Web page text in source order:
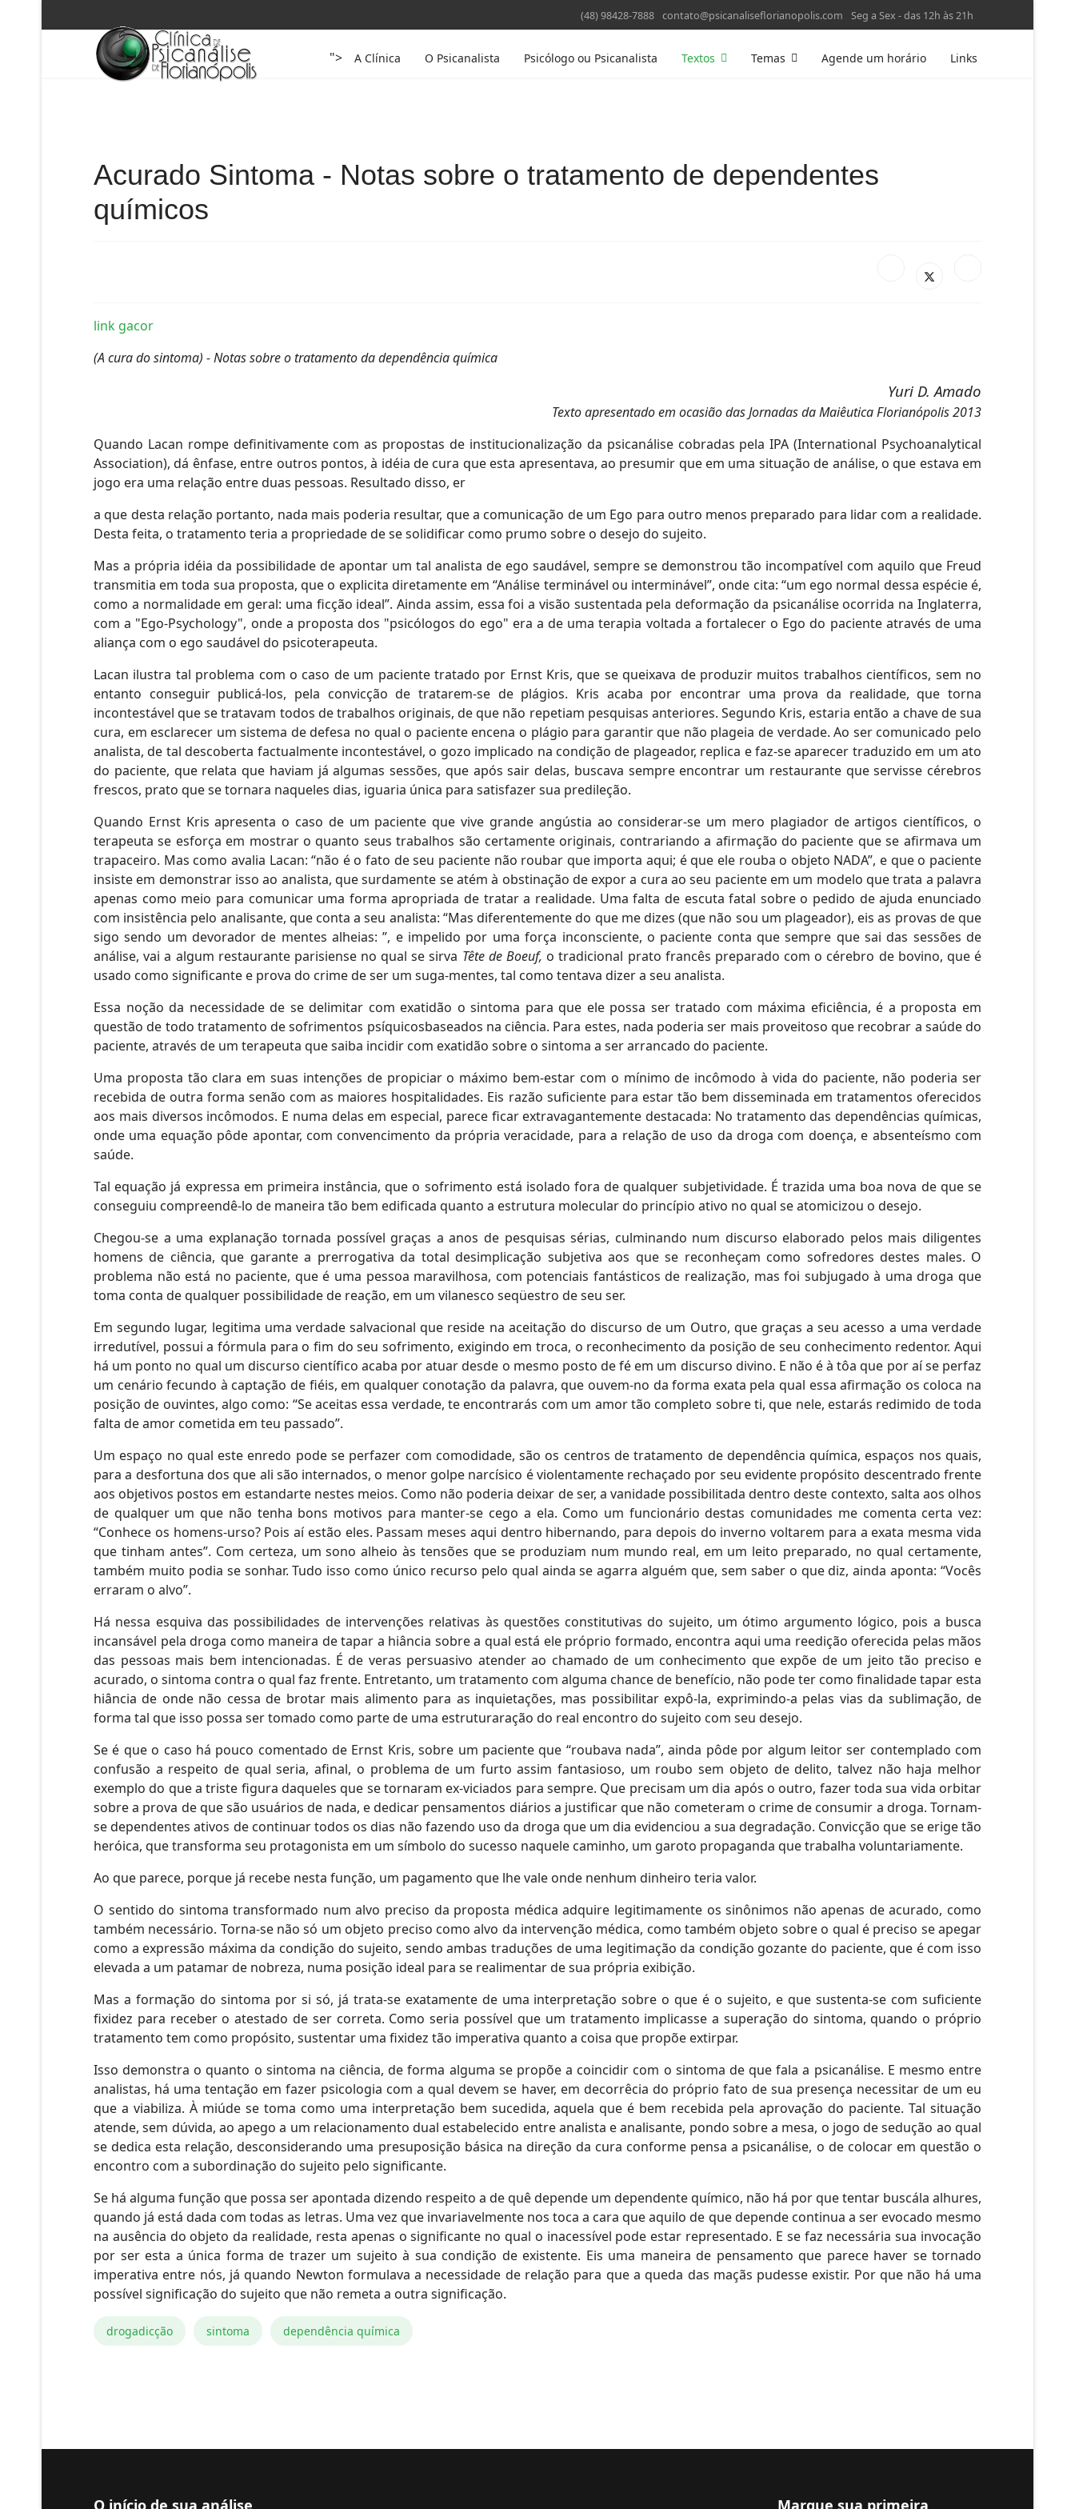
(48) 98428-7888 contato@psicanaliseflorianopolis.com Seg a Sex - das 12h às 21h
"> A Clínica O Psicanalista Psicólogo ou Psicanalista Textos Temas Agende um horário Links
Acurado Sintoma - Notas sobre o tratamento de dependentes
químicos
link gacor
(A cura do sintoma) - Notas sobre o tratamento da dependência química
Yuri D. Amado
Texto apresentado em ocasião das Jornadas da Maiêutica Florianópolis 2013
Quando Lacan rompe definitivamente com as propostas de institucionalização da psicanálise cobradas pela IPA (International Psychoanalytical
Association), dá ênfase, entre outros pontos, à idéia de cura que esta apresentava, ao presumir que em uma situação de análise, o que estava em
jogo era uma relação entre duas pessoas. Resultado disso, er
a que desta relação portanto, nada mais poderia resultar, que a comunicação de um Ego para outro menos preparado para lidar com a realidade.
Desta feita, o tratamento teria a propriedade de se solidificar como prumo sobre o desejo do sujeito.
Mas a própria idéia da possibilidade de apontar um tal analista de ego saudável, sempre se demonstrou tão incompatível com aquilo que Freud
transmitia em toda sua proposta, que o explicita diretamente em “Análise terminável ou interminável”, onde cita: “um ego normal dessa espécie é,
como a normalidade em geral: uma ficção ideal”. Ainda assim, essa foi a visão sustentada pela deformação da psicanálise ocorrida na Inglaterra,
com a "Ego-Psychology", onde a proposta dos "psicólogos do ego" era a de uma terapia voltada a fortalecer o Ego do paciente através de uma
aliança com o ego saudável do psicoterapeuta.
Lacan ilustra tal problema com o caso de um paciente tratado por Ernst Kris, que se queixava de produzir muitos trabalhos científicos, sem no
entanto conseguir publicá-los, pela convicção de tratarem-se de plágios. Kris acaba por encontrar uma prova da realidade, que torna
incontestável que se tratavam todos de trabalhos originais, de que não repetiam pesquisas anteriores. Segundo Kris, estaria então a chave de sua
cura, em esclarecer um sistema de defesa no qual o paciente encena o plágio para garantir que não plageia de verdade. Ao ser comunicado pelo
analista, de tal descoberta factualmente incontestável, o gozo implicado na condição de plageador, replica e faz-se aparecer traduzido em um ato
do paciente, que relata que haviam já algumas sessões, que após sair delas, buscava sempre encontrar um restaurante que servisse cérebros
frescos, prato que se tornara naqueles dias, iguaria única para satisfazer sua predileção.
Quando Ernst Kris apresenta o caso de um paciente que vive grande angústia ao considerar-se um mero plagiador de artigos científicos, o
terapeuta se esforça em mostrar o quanto seus trabalhos são certamente originais, contrariando a afirmação do paciente que se afirmava um
trapaceiro. Mas como avalia Lacan: “não é o fato de seu paciente não roubar que importa aqui; é que ele rouba o objeto NADA”, e que o paciente
insiste em demonstrar isso ao analista, que surdamente se atém à obstinação de expor a cura ao seu paciente em um modelo que trata a palavra
apenas como meio para comunicar uma forma apropriada de tratar a realidade. Uma falta de escuta fatal sobre o pedido de ajuda enunciado
com insistência pelo analisante, que conta a seu analista: “Mas diferentemente do que me dizes (que não sou um plageador), eis as provas de que
sigo sendo um devorador de mentes alheias: ”, e impelido por uma força inconsciente, o paciente conta que sempre que sai das sessões de
análise, vai a algum restaurante parisiense no qual se sirva Tête de Boeuf, o tradicional prato francês preparado com o cérebro de bovino, que é
usado como significante e prova do crime de ser um suga-mentes, tal como tentava dizer a seu analista.
Essa noção da necessidade de se delimitar com exatidão o sintoma para que ele possa ser tratado com máxima eficiência, é a proposta em
questão de todo tratamento de sofrimentos psíquicosbaseados na ciência. Para estes, nada poderia ser mais proveitoso que recobrar a saúde do
paciente, através de um terapeuta que saiba incidir com exatidão sobre o sintoma a ser arrancado do paciente.
Uma proposta tão clara em suas intenções de propiciar o máximo bem-estar com o mínimo de incômodo à vida do paciente, não poderia ser
recebida de outra forma senão com as maiores hospitalidades. Eis razão suficiente para estar tão bem disseminada em tratamentos oferecidos
aos mais diversos incômodos. E numa delas em especial, parece ficar extravagantemente destacada: No tratamento das dependências químicas,
onde uma equação pôde apontar, com convencimento da própria veracidade, para a relação de uso da droga com doença, e absenteísmo com
saúde.
Tal equação já expressa em primeira instância, que o sofrimento está isolado fora de qualquer subjetividade. É trazida uma boa nova de que se
conseguiu compreendê-lo de maneira tão bem edificada quanto a estrutura molecular do princípio ativo no qual se atomicizou o desejo.
Chegou-se a uma explanação tornada possível graças a anos de pesquisas sérias, culminando num discurso elaborado pelos mais diligentes
homens de ciência, que garante a prerrogativa da total desimplicação subjetiva aos que se reconheçam como sofredores destes males. O
problema não está no paciente, que é uma pessoa maravilhosa, com potenciais fantásticos de realização, mas foi subjugado à uma droga que
toma conta de qualquer possibilidade de reação, em um vilanesco seqüestro de seu ser.
Em segundo lugar, legitima uma verdade salvacional que reside na aceitação do discurso de um Outro, que graças a seu acesso a uma verdade
irredutível, possui a fórmula para o fim do seu sofrimento, exigindo em troca, o reconhecimento da posição de seu conhecimento redentor. Aqui
há um ponto no qual um discurso científico acaba por atuar desde o mesmo posto de fé em um discurso divino. E não é à tôa que por aí se perfaz
um cenário fecundo à captação de fiéis, em qualquer conotação da palavra, que ouvem-no da forma exata pela qual essa afirmação os coloca na
posição de ouvintes, algo como: “Se aceitas essa verdade, te encontrarás com um amor tão completo sobre ti, que nele, estarás redimido de toda
falta de amor cometida em teu passado”.
Um espaço no qual este enredo pode se perfazer com comodidade, são os centros de tratamento de dependência química, espaços nos quais,
para a desfortuna dos que ali são internados, o menor golpe narcísico é violentamente rechaçado por seu evidente propósito descentrado frente
aos objetivos postos em estandarte nestes meios. Como não poderia deixar de ser, a vanidade possibilitada dentro deste contexto, salta aos olhos
de qualquer um que não tenha bons motivos para manter-se cego a ela. Como um funcionário destas comunidades me comenta certa vez:
“Conhece os homens-urso? Pois aí estão eles. Passam meses aqui dentro hibernando, para depois do inverno voltarem para a exata mesma vida
que tinham antes”. Com certeza, um sono alheio às tensões que se produziam num mundo real, em um leito preparado, no qual certamente,
também muito podia se sonhar. Tudo isso como único recurso pelo qual ainda se agarra alguém que, sem saber o que diz, ainda aponta: “Vocês
erraram o alvo”.
Há nessa esquiva das possibilidades de intervenções relativas às questões constitutivas do sujeito, um ótimo argumento lógico, pois a busca
incansável pela droga como maneira de tapar a hiância sobre a qual está ele próprio formado, encontra aqui uma reedição oferecida pelas mãos
das pessoas mais bem intencionadas. É de veras persuasivo atender ao chamado de um conhecimento que expõe de um jeito tão preciso e
acurado, o sintoma contra o qual faz frente. Entretanto, um tratamento com alguma chance de benefício, não pode ter como finalidade tapar esta
hiância de onde não cessa de brotar mais alimento para as inquietações, mas possibilitar expô-la, exprimindo-a pelas vias da sublimação, de
forma tal que isso possa ser tomado como parte de uma estruturaração do real encontro do sujeito com seu desejo.
Se é que o caso há pouco comentado de Ernst Kris, sobre um paciente que “roubava nada”, ainda pôde por algum leitor ser contemplado com
confusão a respeito de qual seria, afinal, o problema de um furto assim fantasioso, um roubo sem objeto de delito, talvez não haja melhor
exemplo do que a triste figura daqueles que se tornaram ex-viciados para sempre. Que precisam um dia após o outro, fazer toda sua vida orbitar
sobre a prova de que são usuários de nada, e dedicar pensamentos diários a justificar que não cometeram o crime de consumir a droga. Tornam-
se dependentes ativos de continuar todos os dias não fazendo uso da droga que um dia evidenciou a sua degradação. Convicção que se erige tão
heróica, que transforma seu protagonista em um símbolo do sucesso naquele caminho, um garoto propaganda que trabalha voluntariamente.
Ao que parece, porque já recebe nesta função, um pagamento que lhe vale onde nenhum dinheiro teria valor.
O sentido do sintoma transformado num alvo preciso da proposta médica adquire legitimamente os sinônimos não apenas de acurado, como
também necessário. Torna-se não só um objeto preciso como alvo da intervenção médica, como também objeto sobre o qual é preciso se apegar
como a expressão máxima da condição do sujeito, sendo ambas traduções de uma legitimação da condição gozante do paciente, que é com isso
elevada a um patamar de nobreza, numa posição ideal para se realimentar de sua própria exibição.
Mas a formação do sintoma por si só, já trata-se exatamente de uma interpretação sobre o que é o sujeito, e que sustenta-se com suficiente
fixidez para receber o atestado de ser correta. Como seria possível que um tratamento implicasse a superação do sintoma, quando o próprio
tratamento tem como propósito, sustentar uma fixidez tão imperativa quanto a coisa que propõe extirpar.
Isso demonstra o quanto o sintoma na ciência, de forma alguma se propõe a coincidir com o sintoma de que fala a psicanálise. E mesmo entre
analistas, há uma tentação em fazer psicologia com a qual devem se haver, em decorrêcia do próprio fato de sua presença necessitar de um eu
que a viabiliza. À miúde se toma como uma interpretação bem sucedida, aquela que é bem recebida pela aprovação do paciente. Tal situação
atende, sem dúvida, ao apego a um relacionamento dual estabelecido entre analista e analisante, pondo sobre a mesa, o jogo de sedução ao qual
se dedica esta relação, desconsiderando uma presuposição básica na direção da cura conforme pensa a psicanálise, o de colocar em questão o
encontro com a subordinação do sujeito pelo significante.
Se há alguma função que possa ser apontada dizendo respeito a de quê depende um dependente químico, não há por que tentar buscála alhures,
quando já está dada com todas as letras. Uma vez que invariavelmente nos toca a cara que aquilo de que depende continua a ser evocado mesmo
na ausência do objeto da realidade, resta apenas o significante no qual o inacessível pode estar representado. E se faz necessária sua invocação
por ser esta a única forma de trazer um sujeito à sua condição de existente. Eis uma maneira de pensamento que parece haver se tornado
imperativa entre nós, já quando Newton formulava a necessidade de relação para que a queda das maçãs pudesse existir. Por que não há uma
possível significação do sujeito que não remeta a outra significação.
drogadicção sintoma dependência química
O início de sua análise Marque sua primeira